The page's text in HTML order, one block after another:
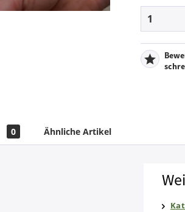
0 Ähnliche Artikel